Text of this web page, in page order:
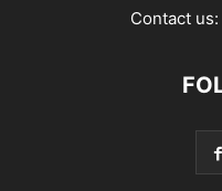
Contact us: